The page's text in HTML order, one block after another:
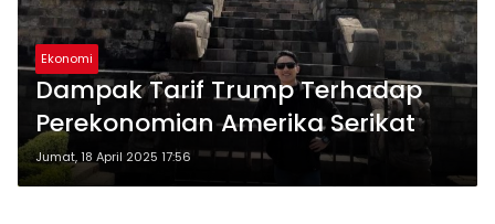
Ekonomi
Dampak Tarif Trump Terhadap
Perekonomian Amerika Serikat
Jumat, 18 April 2025 17:56